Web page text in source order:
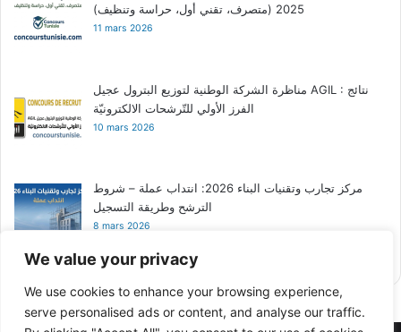
We value your privacy
We use cookies to enhance your browsing experience,
serve personalised ads or content, and analyse our traffic.
2025 (متصرف، تقني أول، حراسة وتنظيف)
11 mars 2026
مناظرة الشركة الوطنية لتوزيع البترول عجيل AGIL : نتائج
الفرز الأولي للتّرشحات الالكترونيّة
10 mars 2026
مركز تجارب وتقنيات البناء 2026: انتداب عملة – شروط
الترشح وطريقة التسجيل
8 mars 2026